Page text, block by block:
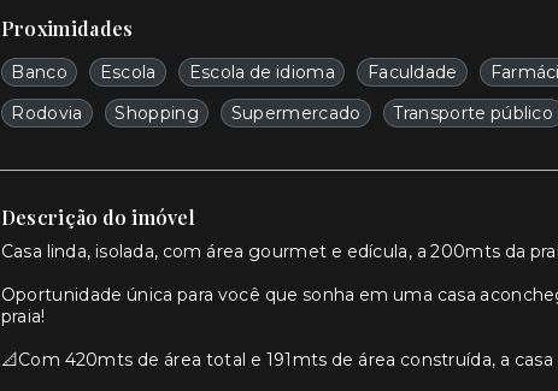
Proximidades
Banco Escola Escola de idioma Faculdade
Rodovia
Shopping Supermercado Transporte público
Descrição do imóvel
Casa linda, isolada, com área gourmet e edícula, a 200mts da
Oportunidade única para você que sonha em uma casa
praia!
📐Com 420mts de área total e 191mts de área construída, a